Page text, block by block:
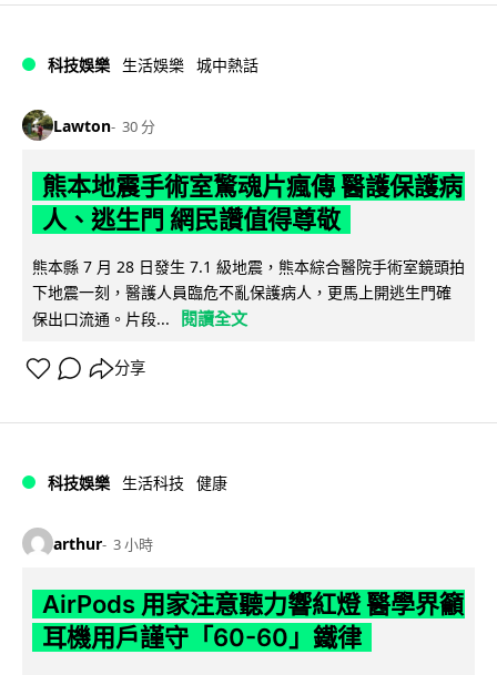
科技娛樂 生活娛樂 城中熱話
Lawton 30 分
熊本地震手術室驚魂片瘋傳 醫護保護病
人、逃生門 網民讚值得尊敬
熊本縣 7 月 28 日發生 7.1 級地震，熊本綜合醫院手術室鏡頭拍
下地震一刻，醫護人員臨危不亂保護病人，更馬上開逃生門確
保出口流通。片段...
閱讀全文
分享
科技娛樂 生活科技 健康
arthur 3 小時
AirPods 用家注意聽力響紅燈 醫學界籲
耳機用戶謹守「60-60」鐵律